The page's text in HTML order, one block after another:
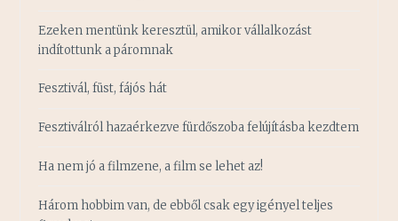
Ezeken mentünk keresztül, amikor vállalkozást
indítottunk a páromnak
Fesztivál, füst, fájós hát
Fesztiválról hazaérkezve fürdőszoba felújításba kezdtem
Ha nem jó a filmzene, a film se lehet az!
Három hobbim van, de ebből csak egy igényel teljes